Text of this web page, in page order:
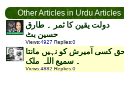
Other Articles in Urdu Articles
دولت یقین کا ثمر ۔ طارق
حسین بٹ
Views:4927 Replies:0
کسی آمیرش کو نہیں مانتا
۔ سمیع اللہ ملک
Views:4882 Replies:0